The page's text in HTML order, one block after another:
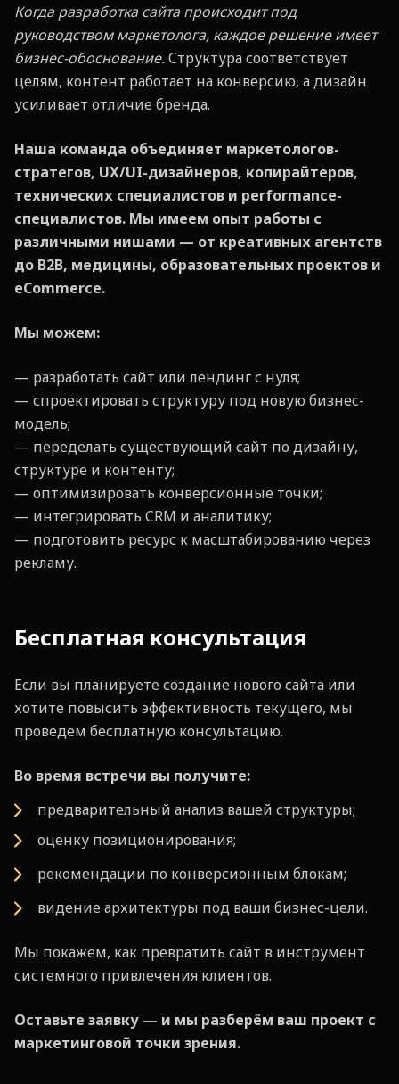
Когда разработка сайта происходит под
руководством маркетолога, каждое решение имеет
бизнес-обоснование.Структура соответствует
целям, контент работает на конверсию, а дизайн
усиливает отличие бренда.
Наша команда объединяет маркетологов-
стратегов, UX/UI-дизайнеров, копирайтеров,
технических специалистов и performance-
специалистов. Мы имеем опыт работы с
различными нишами — от креативных агентств
до B2B, медицины, образовательных проектов и
eCommerce.
Мы можем:
— разработать сайт или лендинг с нуля;
— спроектировать структуру под новую бизнес-
модель;
— переделать существующий сайт по дизайну,
структуре и контенту;
— оптимизировать конверсионные точки;
— интегрировать CRM и аналитику;
— подготовить ресурс к масштабированию через
рекламу.
Бесплатная консультация
Если вы планируете создание нового сайта или
хотите повысить эффективность текущего, мы
проведем бесплатную консультацию.
Во время встречи вы получите:
предварительный анализ вашей структуры;
оценку позиционирования;
рекомендации по конверсионным блокам;
видение архитектуры под ваши бизнес-цели.
Мы покажем, как превратить сайт в инструмент
системного привлечения клиентов.
Оставьте заявку — и мы разберём ваш проект с
маркетинговой точки зрения.